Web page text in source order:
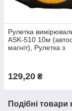
Рулетка
ASK-510 10м
магніт), Рулетка з
129,20 ₴
Подібні товари